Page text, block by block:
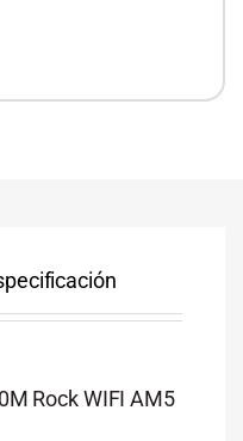
Rock WIFI AM5